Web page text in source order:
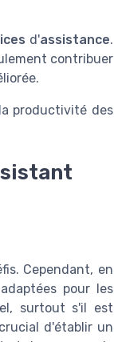
d'assistance.
contribuer
productivité des
Cependant, en
pour les
surtout s'il est
d'établir un